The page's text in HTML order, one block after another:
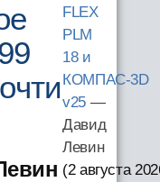
FLEX
PLM
18 и
КОМПАС-3D
v25—
Давид
Левин
(2 августа